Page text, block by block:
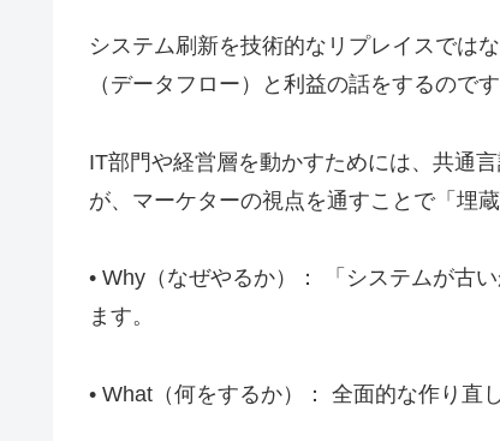
システム刷新を技術的なリプレイスでは
（データフロー）と利益の話をするのです
IT部門や経営層を動かすためには、共通
が、マーケターの視点を通すことで「埋
• Why（なぜやるか）： 「システムが古
ます。
• What（何をするか）： 全面的な作り直